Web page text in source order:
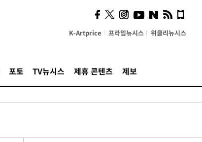
K-Artprice 프라임뉴시스 위클리뉴시스
포토 TV뉴시스 제휴 콘텐츠 제보
시, 스마트폰 액세서리에
NFC 더했다